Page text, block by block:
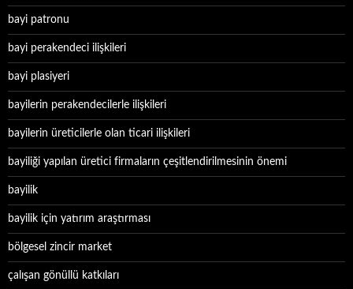
bayi patronu
bayi perakendeci ilişkileri
bayi plasiyeri
bayilerin perakendecilerle ilişkileri
bayilerin üreticilerle olan ticari ilişkileri
bayiliği yapılan üretici firmaların çeşitlendirilmesinin önemi
bayilik
bayilik için yatırım araştırması
bölgesel zincir market
çalışan gönüllü katkıları